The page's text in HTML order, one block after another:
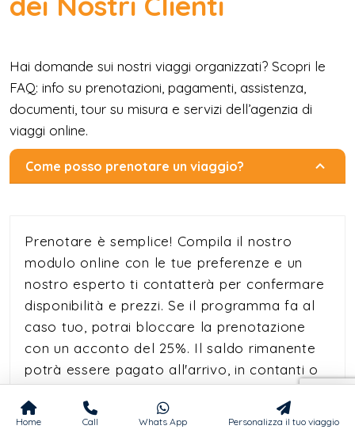
Hai domande sui nostri viaggi organizzati? Scopri le
FAQ: info su prenotazioni, pagamenti, assistenza,
documenti, tour su misura e servizi dell’agenzia di
viaggi online.
Come posso prenotare un viaggio?
Prenotare è semplice! Compila il nostro
modulo online con le tue preferenze e un
nostro esperto ti contatterà per confermare
disponibilità e prezzi. Se il programma fa al
caso tuo, potrai bloccare la prenotazione
con un acconto del 25%. Il saldo rimanente
potrà essere pagato all'arrivo, in contanti o
con carta di credito.
Per periodi speciali come Natale,
Home Call Whats App Personalizza il tuo viaggio